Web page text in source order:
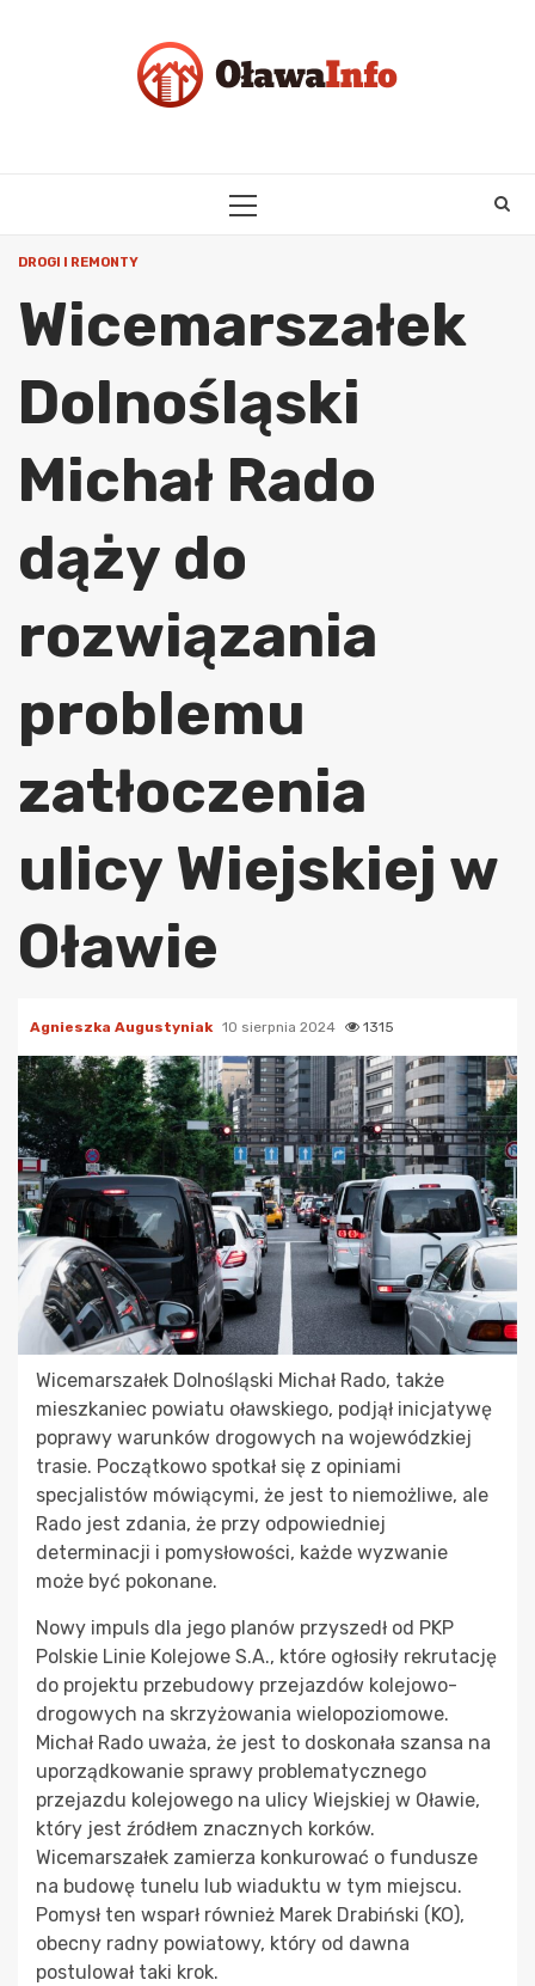
PRIMARY
DROGI I REMONTY
Wicemarszałek
Dolnośląski
Michał Rado
dąży do
rozwiązania
problemu
zatłoczenia
ulicy Wiejskiej w
Oławie
Agnieszka Augustyniak 10 sierpnia 2024 1315
Wicemarszałek Dolnośląski Michał Rado, także
mieszkaniec powiatu oławskiego, podjął inicjatywę
poprawy warunków drogowych na wojewódzkiej
trasie. Początkowo spotkał się z opiniami
specjalistów mówiącymi, że jest to niemożliwe, ale
Rado jest zdania, że przy odpowiedniej
determinacji i pomysłowości, każde wyzwanie
może być pokonane.
Nowy impuls dla jego planów przyszedł od PKP
Polskie Linie Kolejowe S.A., które ogłosiły rekrutację
do projektu przebudowy przejazdów kolejowo-
drogowych na skrzyżowania wielopoziomowe.
Michał Rado uważa, że jest to doskonała szansa na
uporządkowanie sprawy problematycznego
przejazdu kolejowego na ulicy Wiejskiej w Oławie,
który jest źródłem znacznych korków.
Wicemarszałek zamierza konkurować o fundusze
na budowę tunelu lub wiaduktu w tym miejscu.
Pomysł ten wsparł również Marek Drabiński (KO),
obecny radny powiatowy, który od dawna
postulował taki krok.